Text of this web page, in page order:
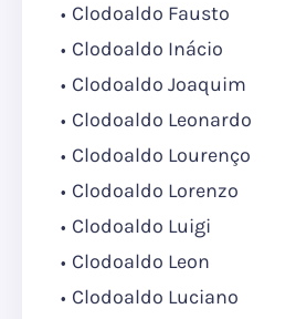
Clodoaldo Fausto
Clodoaldo Inácio
Clodoaldo Joaquim
Clodoaldo Leonardo
Clodoaldo Lourenço
Clodoaldo Lorenzo
Clodoaldo Luigi
Clodoaldo Leon
Clodoaldo Luciano